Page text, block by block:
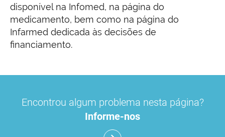
disponível na Infomed, na página do
medicamento, bem como na página do
Infarmed dedicada às decisões de
financiamento.
Encontrou algum problema nesta página?
Informe-nos